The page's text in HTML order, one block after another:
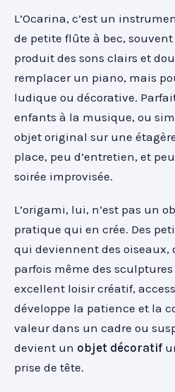
L’Ocarina, c’est un
de petite flûte à bec,
produit des sons clairs et
remplacer un piano, mais
ludique ou décorative.
enfants à la musique, ou
objet original sur une
place, peu d’entretien, et
soirée improvisée.
L’origami, lui, n’est pas un
pratique qui en crée. Des
qui deviennent des oiseaux,
parfois même des sculptures
excellent loisir créatif,
développe la patience et la
valeur dans un cadre ou
devient un objet décoratif
prise de tête.